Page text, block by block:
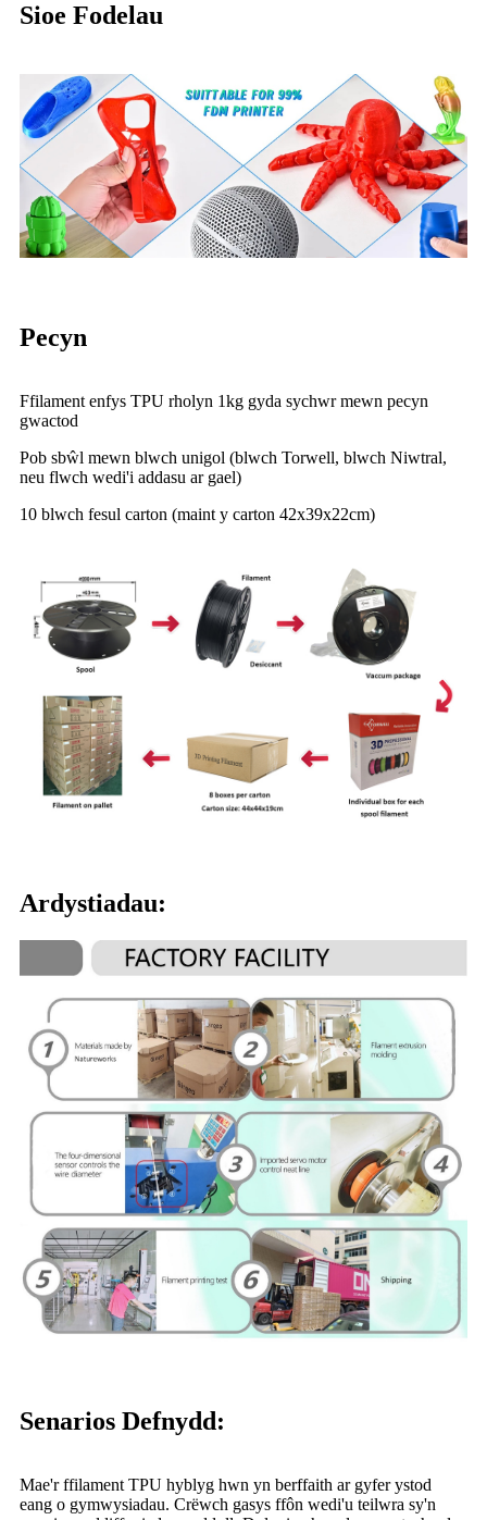
Sioe Fodelau
Pecyn
Ffilament enfys TPU rholyn 1kg gyda sychwr mewn pecyn
gwactod
Pob sbŵl mewn blwch unigol (blwch Torwell, blwch Niwtral,
neu flwch wedi'i addasu ar gael)
10 blwch fesul carton (maint y carton 42x39x22cm)
Ardystiadau:
Senarios Defnydd:
Mae'r ffilament TPU hyblyg hwn yn berffaith ar gyfer ystod
eang o gymwysiadau. Crëwch gasys ffôn wedi'u teilwra sy'n